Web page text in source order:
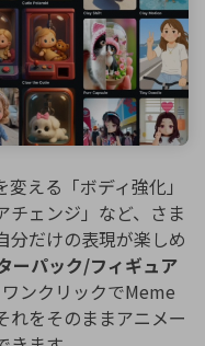
える「ボディ強化」
チェンジ」など、さま
分だけの表現が楽しめ
ーパック/フィギュア
ンクリックでMeme
れをそのままアニメー